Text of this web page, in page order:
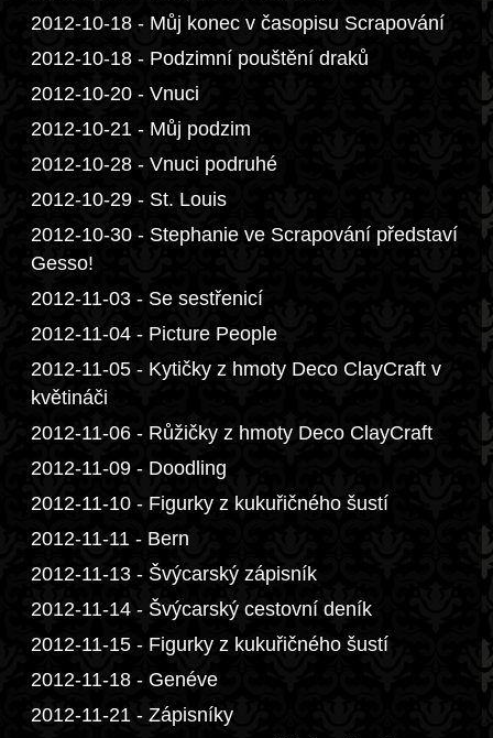
2012-10-18 - Můj konec v časopisu Scrapování
2012-10-18 - Podzimní pouštění draků
2012-10-20 - Vnuci
2012-10-21 - Můj podzim
2012-10-28 - Vnuci podruhé
2012-10-29 - St. Louis
2012-10-30 - Stephanie ve Scrapování představí
Gesso!
2012-11-03 - Se sestřenicí
2012-11-04 - Picture People
2012-11-05 - Kytičky z hmoty Deco ClayCraft v
květináči
2012-11-06 - Růžičky z hmoty Deco ClayCraft
2012-11-09 - Doodling
2012-11-10 - Figurky z kukuřičného šustí
2012-11-11 - Bern
2012-11-13 - Švýcarský zápisník
2012-11-14 - Švýcarský cestovní deník
2012-11-15 - Figurky z kukuřičného šustí
2012-11-18 - Genéve
2012-11-21 - Zápisníky